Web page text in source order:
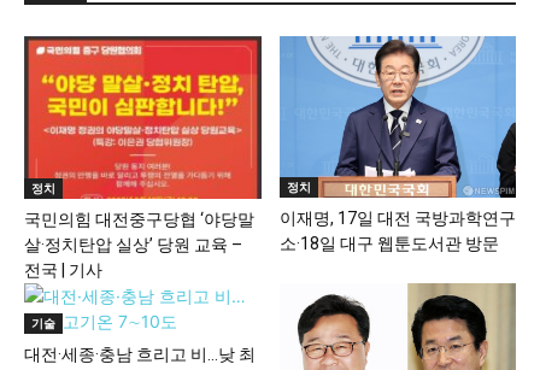
정치
국민의힘 대전중구당협 ‘야당말
살·정치탄압 실상’ 당원 교육 –
전국 | 기사
정치
이재명, 17일 대전 국방과학연구
소·18일 대구 웹툰도서관 방문
기술
대전·세종·충남 흐리고 비…낮 최